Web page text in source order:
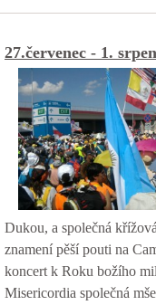
27.červenec - 1.
Dukou, a společná
znamení pěší pouti na
koncert k Roku božího
Misericordia společná